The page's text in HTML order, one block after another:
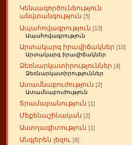
Կենսագործունեություն
անվտանգություն [5]
Ապահովագրություն [13]
Ապահովագրություն
Արտակարգ իրավիճակներ [10]
Արտակարգ իրավիճակներ
Ձեռնարկատիրություններ [4]
Ձեռնարկատիրություններ
Ատամնաբուժություն [2]
Ատամնաբուժություն
Տրամաբանություն [1]
Մեքենաշինական [2]
Աստղագիտություն [1]
Անգլերեն լեզու [8]